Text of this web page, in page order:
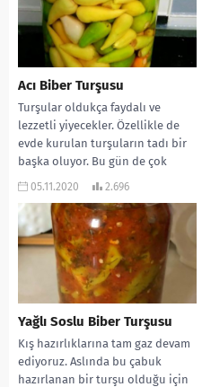
Acı Biber Turşusu
Turşular oldukça faydalı ve
lezzetli yiyecekler. Özellikle de
evde kurulan turşuların tadı bir
başka oluyor. Bu gün de çok
lezzetli...
05.11.2020 2.696
Yağlı Soslu Biber Turşusu
Kış hazırlıklarına tam gaz devam
ediyoruz. Aslında bu çabuk
hazırlanan bir turşu olduğu için